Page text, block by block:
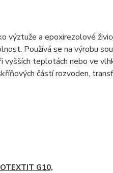
výztuže a epoxirezolové
Používá se na výrobu
vyšších teplotách nebo ve
částí rozvoden,
G10,